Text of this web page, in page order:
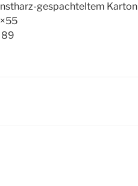
gespachteltem Karton
89